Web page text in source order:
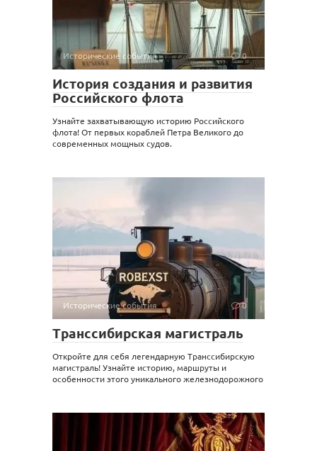
Исторические события 0
История создания и развития
Российского флота
Узнайте захватывающую историю Российского
флота! От первых кораблей Петра Великого до
современных мощных судов.
Исторические события 0
Транссибирская магистраль
Откройте для себя легендарную Транссибирскую
магистраль! Узнайте историю, маршруты и
особенности этого уникального железнодорожного